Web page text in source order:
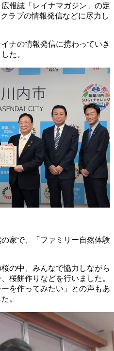
報誌「レイナマガジン」の定
ラブの情報発信などに尽力し
ナの情報発信に携わっていき
た。
家で、「ファミリー自然体験
の中、みんなで協力しながら
桜餅作りなどを行いました。
を作ってみたい」との声もあ
。